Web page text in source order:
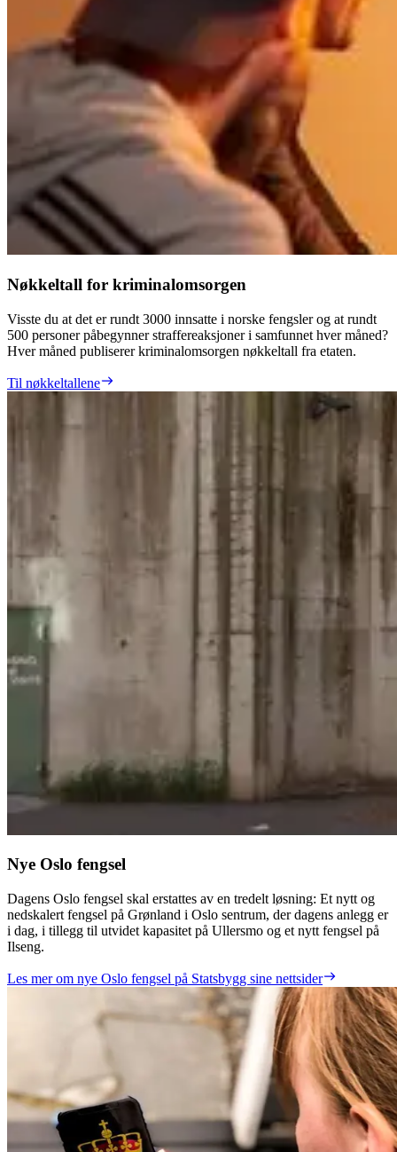
Nøkkeltall for kriminalomsorgen
Visste du at det er rundt 3000 innsatte i norske fengsler og at rundt
500 personer påbegynner straffereaksjoner i samfunnet hver måned?
Hver måned publiserer kriminalomsorgen nøkkeltall fra etaten.
Til nøkkeltallene
Nye Oslo fengsel
Dagens Oslo fengsel skal erstattes av en tredelt løsning: Et nytt og
nedskalert fengsel på Grønland i Oslo sentrum, der dagens anlegg er
i dag, i tillegg til utvidet kapasitet på Ullersmo og et nytt fengsel på
Ilseng.
Les mer om nye Oslo fengsel på Statsbygg sine nettsider